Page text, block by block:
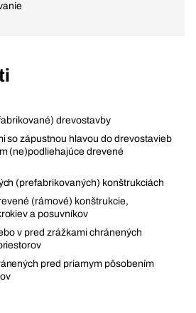
drevostavby
so zápustnou hlavou do drevostavieb
(ne)podliehajúce drevené
(prefabrikovaných) konštrukciách
(rámové) konštrukcie,
a posuvníkov
v pred zrážkami chránených
pred priamym pôsobením